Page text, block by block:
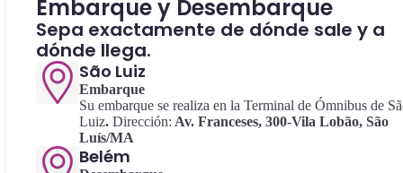
Embarque y Desembarque
Sepa exactamente de dónde sale y a
dónde llega.
São Luiz
Embarque
Su embarque se realiza en la Terminal de Ómnibus de
Luiz. Dirección: Av. Franceses, 300-Vila Lobão, São
Luís/MA
Belém